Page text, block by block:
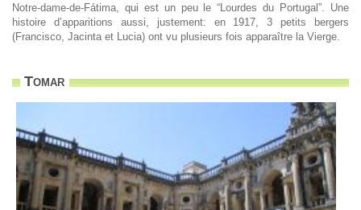
Notre-dame-de-Fátima, qui est un peu le “Lourdes du Portugal”. Une
histoire d’apparitions aussi, justement: en 1917, 3 petits bergers
(Francisco, Jacinta et Lucia) ont vu plusieurs fois apparaître la Vierge.
Tomar